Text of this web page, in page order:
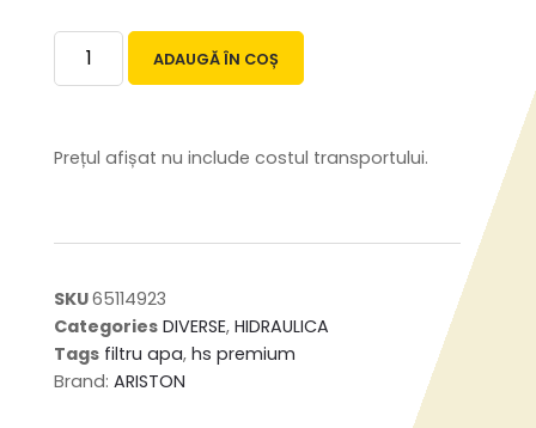
ADAUGĂ ÎN COȘ
Prețul afișat nu include costul transportului.
SKU65114923
Categories DIVERSE, HIDRAULICA
Tags filtru apa, hs premium
Brand: ARISTON